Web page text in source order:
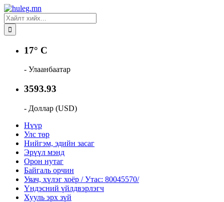
17° C
- Улаанбаатар
3593.93
- Доллар (USD)
Нүүр
Улс төр
Нийгэм, эдийн засаг
Эрүүл мэнд
Орон нутаг
Байгаль орчин
Уяач, хүлэг хоёр / Утас: 80045570/
Үндэсний үйлдвэрлэгч
Хууль эрх зүй